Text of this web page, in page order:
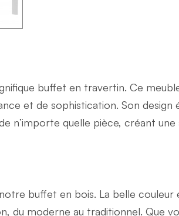
buffet en travertin. Ce
et de sophistication. Son
n’importe quelle pièce, créant
buffet en bois. La belle couleur
moderne au traditionnel. Que